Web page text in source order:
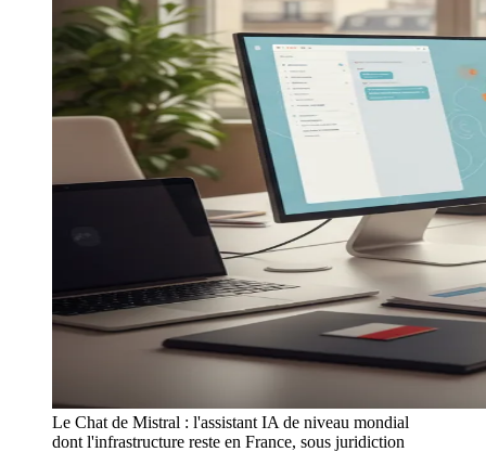
Le Chat de Mistral : l'assistant IA de niveau mondial
dont l'infrastructure reste en France, sous juridiction